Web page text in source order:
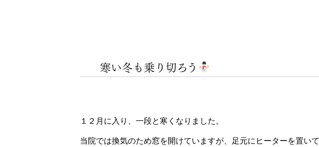
寒い冬も乗り切ろう
１２月に入り、一段と寒くなりました。
当院では換気のため窓を開けていますが、足元にヒーターを置いて